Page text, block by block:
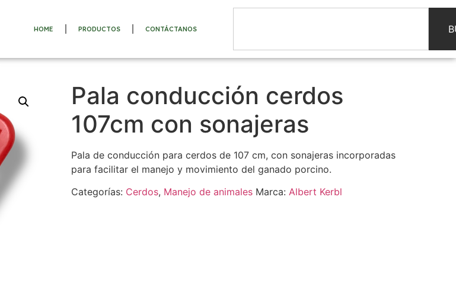
HOME PRODUCTOS CONTÁCTANOS
Pala conducción cerdos
107cm con sonajeras
Pala de conducción para cerdos de 107 cm, con sonajeras incorporadas
para facilitar el manejo y movimiento del ganado porcino.
Categorías: Cerdos, Manejo de animales Marca: Albert Kerbl